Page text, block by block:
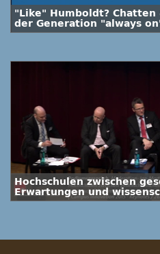
"Like" Humboldt? Chatten
der Generation "always
Hochschulen zwischen
Erwartungen und
Selbstverständnis